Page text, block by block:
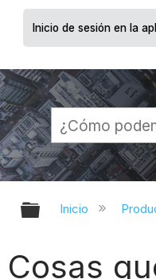
Inicio de sesión en la
Expandir/
Inicio
Cosas